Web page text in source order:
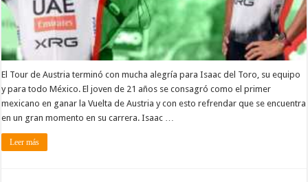
El Tour de Austria terminó con mucha alegría para Isaac del Toro, su equipo
y para todo México. El joven de 21 años se consagró como el primer
mexicano en ganar la Vuelta de Austria y con esto refrendar que se encuentra
en un gran momento en su carrera. Isaac …
Leer más